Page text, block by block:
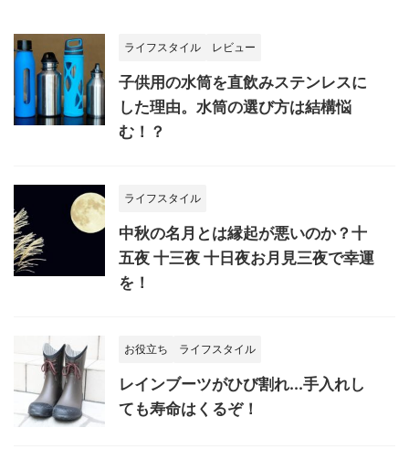
ライフスタイル レビュー
子供用の水筒を直飲みステンレスに
した理由。水筒の選び方は結構悩
む！？
ライフスタイル
中秋の名月とは縁起が悪いのか？十
五夜 十三夜 十日夜お月見三夜で幸運
を！
お役立ち ライフスタイル
レインブーツがひび割れ...手入れし
ても寿命はくるぞ！